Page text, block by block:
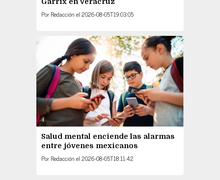
Por Redacción el 2026-08-05T19:03:05
Salud mental enciende las alarmas
entre jóvenes mexicanos
Por Redacción el 2026-08-05T18:11:42